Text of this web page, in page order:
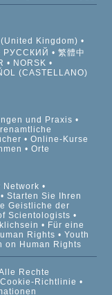
Kingdom)
РУССКИЙ
繁體中
NORSK
(CASTELLANO)
und Praxis
Online-Kurse
Orte
Network
Starten Sie Ihren
Geistliche der
Scientologists
Für eine
Rights
Youth
on Human Rights
Rechte
Cookie-Richtlinie •